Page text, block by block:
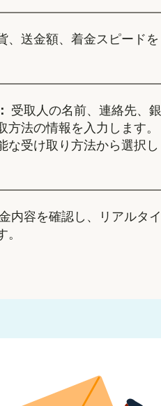
、送金額、着金スピードを
受取人の名前、連絡先、銀
方法の情報を入力します。
な受け取り方法から選択し
内容を確認し、リアルタイ
。